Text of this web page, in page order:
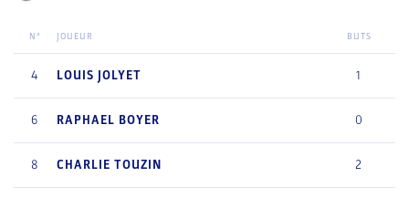
N° JOUEUR BUTS
4 LOUIS JOLYET 1
6 RAPHAEL BOYER 0
8 CHARLIE TOUZIN 2